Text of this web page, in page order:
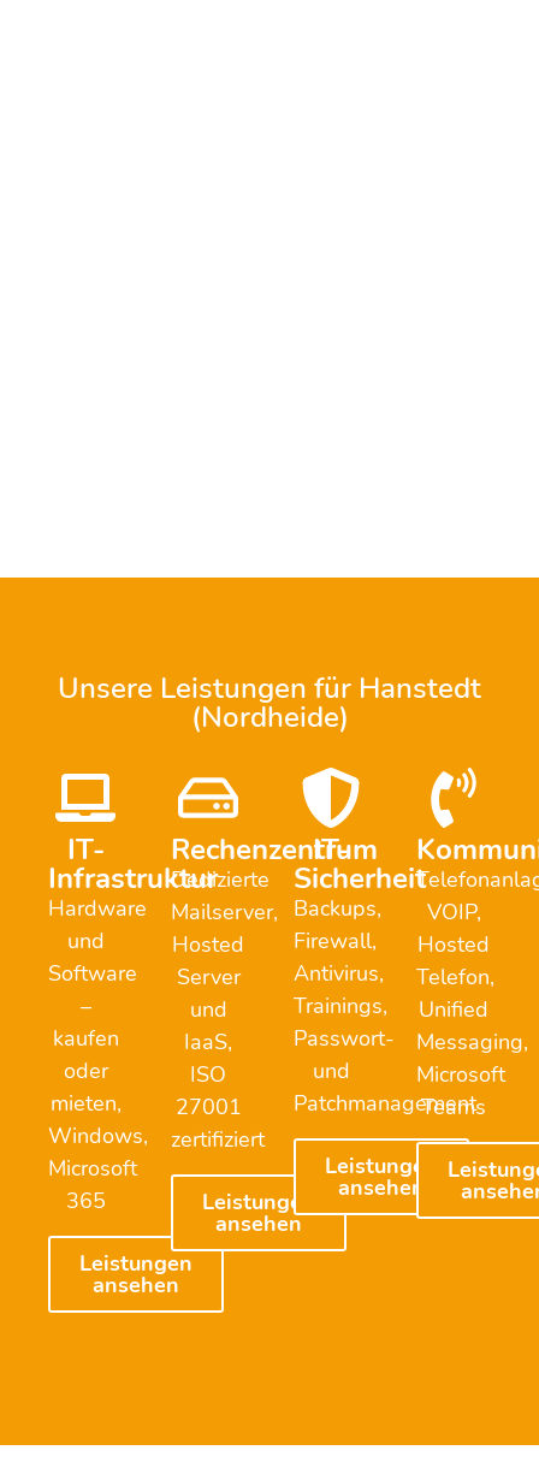
Unsere Leistungen für Hanstedt
(Nordheide)
IT-
Infrastruktur
Hardware
und
Software
–
kaufen
oder
mieten,
Windows,
Microsoft
365
Leistungen
ansehen
Rechenzentrum
Dedizierte
Mailserver,
Hosted
Server
und
IaaS,
ISO
27001
zertifiziert
Leistungen
ansehen
IT-
Sicherheit
Backups,
Firewall,
Antivirus,
Trainings,
Passwort-
und
Patchmanagement
Leistungen
ansehen
VOIP,
Hosted
Telefon,
Unified
Messaging,
Microsoft
Teams